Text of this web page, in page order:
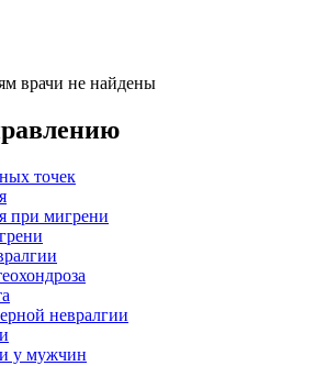
врачи не найдены
точек
при мигрени
невралгии
у мужчин